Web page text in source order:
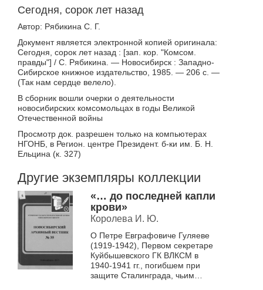
Сегодня, сорок лет назад
Автор: Рябикина С. Г.
Документ является электронной копией оригинала:
Сегодня, сорок лет назад : [зап. кор. "Комсом.
правды"] / С. Рябикина. — Новосибирск : Западно-
Сибирское книжное издательство, 1985. — 206 с. —
(Так нам сердце велело).
В сборник вошли очерки о деятельности
новосибирских комсомольцах в годы Великой
Отечественной войны
Просмотр док. разрешен только на компьютерах
НГОНБ, в Регион. центре Президент. б-ки им. Б. Н.
Ельцина (к. 327)
Другие экземпляры коллекции
«… до последней капли
крови»
Королева И. Ю.
О Петре Евграфовиче Гуляеве
(1919-1942), Первом секретаре
Куйбышевского ГК ВЛКСМ в
1940-1941 гг., погибшем при
защите Сталинграда, чьим